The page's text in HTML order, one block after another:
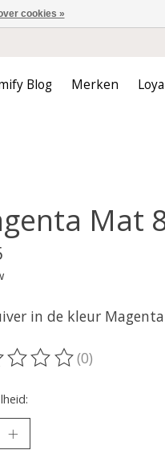
Blog Merken
Mat
in de kleur
van dit product
(0)
cookies »